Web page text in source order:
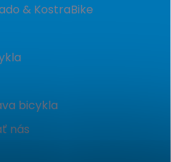
& KostraBike
bicykla
nás